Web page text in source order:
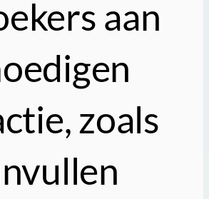
aan
zoals